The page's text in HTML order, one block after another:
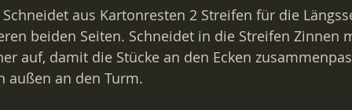
aus Kartonresten 2 Streifen für die
beiden Seiten. Schneidet in die Streifen Zinnen
auf, damit die Stücke an den Ecken
außen an den Turm.